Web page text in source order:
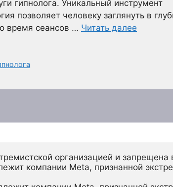
гипнолога. Уникальный инструмент
позволяет человеку заглянуть в
время сеансов … Читать далее
организацией и запрещена
компании Meta, признанной